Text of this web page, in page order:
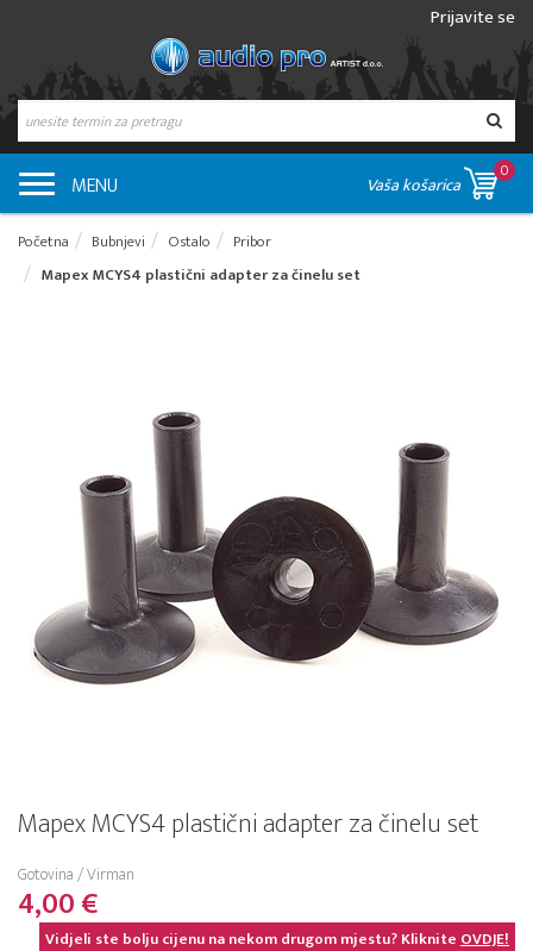
Prijavite se
MENU Vaša košarica
0
Početna Bubnjevi Ostalo
Pribor
Mapex MCYS4 plastični adapter za činelu set
Mapex MCYS4 plastični adapter za činelu set
Gotovina / Virman
4,00 €
Vidjeli ste bolju cijenu na nekom drugom mjestu? KlikniteOVDJE!